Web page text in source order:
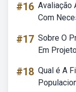
#16 Avaliação
Com
#17 Sobre O
Em
#18 Qual é A